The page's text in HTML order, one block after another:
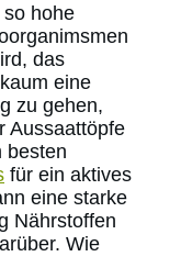
hohe
das
eine
zu gehen,
Aussaattöpfe
besten
für ein aktives
eine starke
Nährstoffen
Wie